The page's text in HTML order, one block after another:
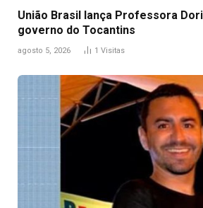
União Brasil lança Professora
governo do Tocantins
agosto 5, 2026 1 Visitas